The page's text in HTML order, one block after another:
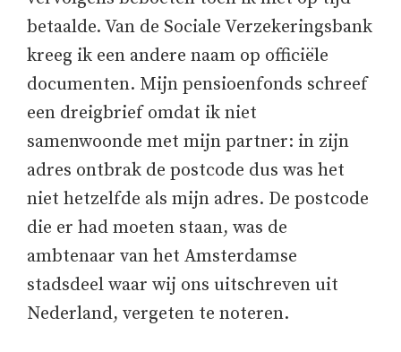
betaalde. Van de Sociale Verzekeringsbank
kreeg ik een andere naam op officiële
documenten. Mijn pensioenfonds schreef
een dreigbrief omdat ik niet
samenwoonde met mijn partner: in zijn
adres ontbrak de postcode dus was het
niet hetzelfde als mijn adres. De postcode
die er had moeten staan, was de
ambtenaar van het Amsterdamse
stadsdeel waar wij ons uitschreven uit
Nederland, vergeten te noteren.